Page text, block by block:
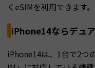
くeSIMを利用できます。
iPhone14ならデュ
iPhone14は、1台で2つ